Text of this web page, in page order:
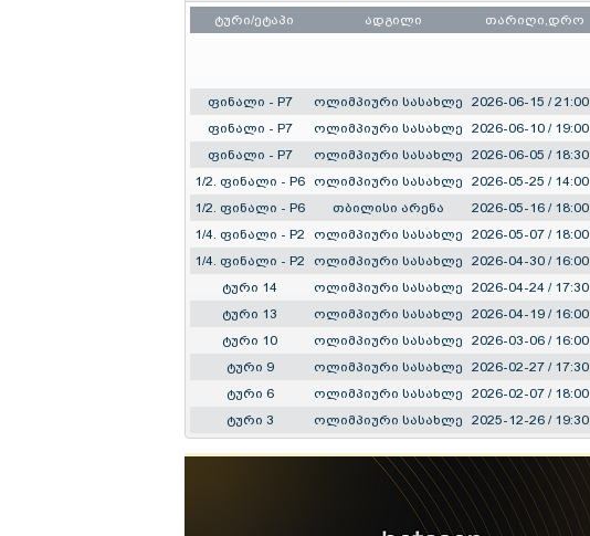
ტური/ეტაპი ადგილი თარიღი,დრო
ფინალი - P7 ოლიმპიური სასახლე 2026-06-15 / 21:00
ფინალი - P7
ოლიმპიური სასახლე 2026-06-10 / 19:00
ფინალი - P7
ოლიმპიური სასახლე 2026-06-05 / 18:30
1/2. ფინალი - P6
ოლიმპიური სასახლე 2026-05-25 / 14:00
1/2. ფინალი - P6
თბილისი არენა 2026-05-16 / 18:00
1/4. ფინალი - P2
ოლიმპიური სასახლე 2026-05-07 / 18:00
1/4. ფინალი - P2
ოლიმპიური სასახლე 2026-04-30 / 16:00
ტური 14
ოლიმპიური სასახლე 2026-04-24 / 17:30
ტური 13
ოლიმპიური სასახლე 2026-04-19 / 16:00
ტური 10
ოლიმპიური სასახლე 2026-03-06 / 16:00
ტური 9
ოლიმპიური სასახლე 2026-02-27 / 17:30
ტური 6
ოლიმპიური სასახლე 2026-02-07 / 18:00
ტური 3
ოლიმპიური სასახლე 2025-12-26 / 19:30